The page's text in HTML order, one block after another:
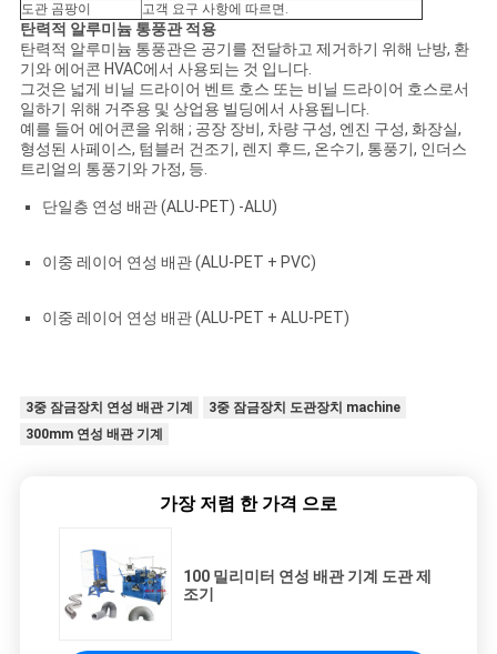
사
이
트
맵
PRIVACY
도관 곰팡이
고객 요구 사항에 따르면.
탄력적 알루미늄 통풍관 적용
탄력적 알루미늄 통풍관은 공기를 전달하고 제거하기 위해 난방, 환
기와 에어콘 HVAC에서 사용되는 것 입니다.
그것은 넓게 비닐 드라이어 벤트 호스 또는 비닐 드라이어 호스로서
일하기 위해 거주용 및 상업용 빌딩에서 사용됩니다.
예를 들어 에어콘을 위해 ; 공장 장비, 차량 구성, 엔진 구성, 화장실,
형성된 사페이스, 텀블러 건조기, 렌지 후드, 온수기, 통풍기, 인더스
트리얼의 통풍기와 가정, 등.
단일층 연성 배관 (ALU-PET) -ALU)
이중 레이어 연성 배관 (ALU-PET + PVC)
이중 레이어 연성 배관 (ALU-PET + ALU-PET)
3중 잠금장치 연성 배관 기계
3중 잠금장치 도관장치 machine
300mm 연성 배관 기계
가장 저렴 한 가격 으로
100 밀리미터 연성 배관 기계 도관 제
조기